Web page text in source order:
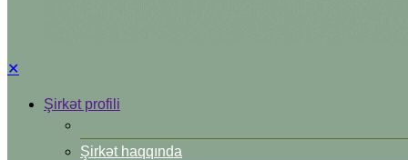
✕
Şirkət profili
Şirkət haqqında